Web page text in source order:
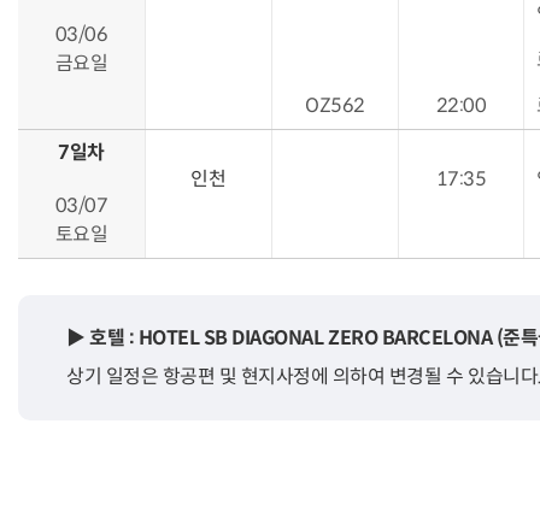
03/06
금요일
OZ562
22:00
7일차
03/07
토요일
인천 17:35
▶ 호텔 : HOTEL SB DIAGONAL ZERO BARCELONA (준
상기 일정은 항공편 및 현지사정에 의하여 변경될 수 있습니